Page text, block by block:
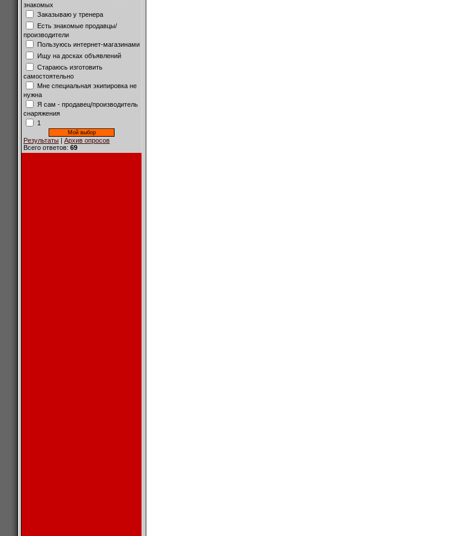
знакомых
Заказываю у тренера
Есть знакомые продавцы/
производители
Пользуюсь интернет-магазинами
Ищу на досках объявлений
Стараюсь изготовить
самостоятельно
Мне специальная экипировка не
нужна
Я сам - продавец/производитель
снаряжения
1
Результаты | Архив опросов
Всего ответов: 69